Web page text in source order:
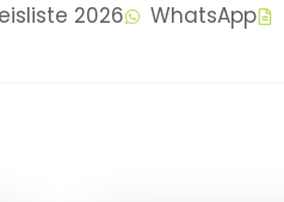
2026 WhatsApp